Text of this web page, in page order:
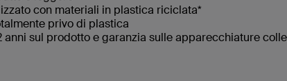
con materiali in plastica riciclata*
privo di plastica
anni sul prodotto e garanzia sulle apparecchiature